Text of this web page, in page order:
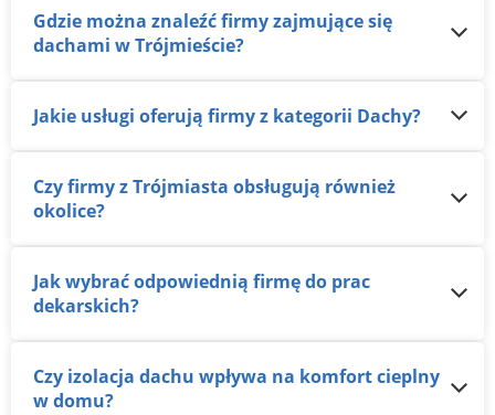
Gdzie można znaleźć firmy zajmujące się
dachami w Trójmieście?
Jakie usługi oferują firmy z kategorii Dachy?
Czy firmy z Trójmiasta obsługują również
okolice?
Jak wybrać odpowiednią firmę do prac
dekarskich?
Czy izolacja dachu wpływa na komfort cieplny
w domu?